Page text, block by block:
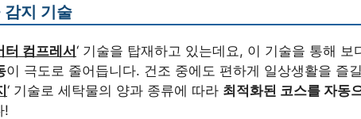
감지 기술
터 컴프레서‘ 기술을 탑재하고 있는데요, 이 기술을 통해 보
이 극도로 줄어듭니다. 건조 중에도 편하게 일상생활을 즐
‘ 기술로 세탁물의 양과 종류에 따라 최적화된 코스를 자동
!